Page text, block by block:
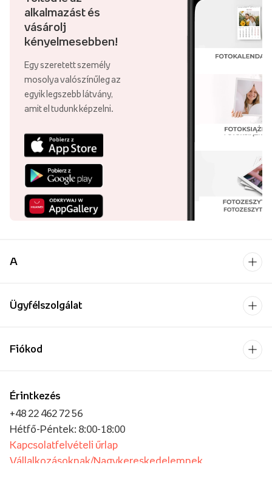
alkalmazást és
vásárolj
kényelmesebben!
Egy szeretett személy
mosolya valószínűleg az
egyik legszebb látvány,
amit el tudunk képzelni.
A
Ügyfélszolgálat
Érintkezés
+48 22 462 72 56
Hétfő-Péntek: 8:00-18:00
Kapcsolatfelvételi űrlap
Vállalkozásoknak/Nagykereskedelemnek
Fiókod